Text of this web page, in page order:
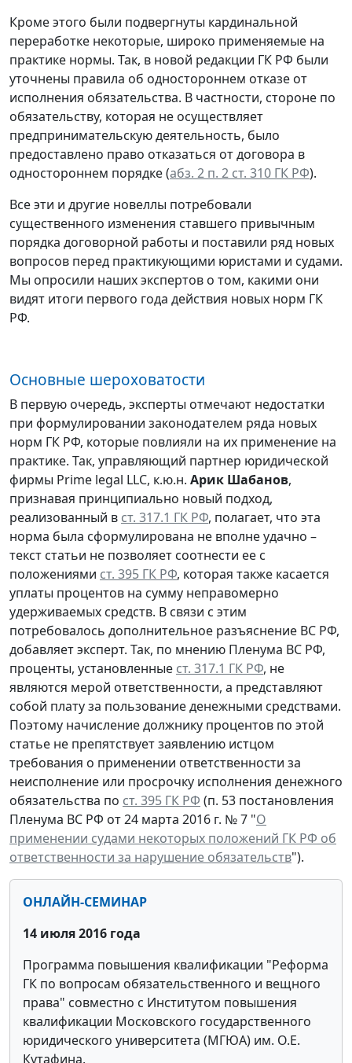
Кроме этого были подвергнуты кардинальной
переработке некоторые, широко применяемые на
практике нормы. Так, в новой редакции ГК РФ были
уточнены правила об одностороннем отказе от
исполнения обязательства. В частности, стороне по
обязательству, которая не осуществляет
предпринимательскую деятельность, было
предоставлено право отказаться от договора в
одностороннем порядке (абз. 2 п. 2 ст. 310 ГК РФ).
Все эти и другие новеллы потребовали
существенного изменения ставшего привычным
порядка договорной работы и поставили ряд новых
вопросов перед практикующими юристами и судами.
Мы опросили наших экспертов о том, какими они
видят итоги первого года действия новых норм ГК
РФ.
Основные шероховатости
В первую очередь, эксперты отмечают недостатки
при формулировании законодателем ряда новых
норм ГК РФ, которые повлияли на их применение на
практике. Так, управляющий партнер юридической
фирмы Prime legal LLC, к.ю.н. Арик Шабанов,
признавая принципиально новый подход,
реализованный в ст. 317.1 ГК РФ, полагает, что эта
норма была сформулирована не вполне удачно –
текст статьи не позволяет соотнести ее с
положениями ст. 395 ГК РФ, которая также касается
уплаты процентов на сумму неправомерно
удерживаемых средств. В связи с этим
потребовалось дополнительное разъяснение ВС РФ,
добавляет эксперт. Так, по мнению Пленума ВС РФ,
проценты, установленные ст. 317.1 ГК РФ, не
являются мерой ответственности, а представляют
собой плату за пользование денежными средствами.
Поэтому начисление должнику процентов по этой
статье не препятствует заявлению истцом
требования о применении ответственности за
неисполнение или просрочку исполнения денежного
обязательства по ст. 395 ГК РФ (п. 53 постановления
Пленума ВС РФ от 24 марта 2016 г. № 7 "О
применении судами некоторых положений ГК РФ об
ответственности за нарушение обязательств").
ОНЛАЙН-СЕМИНАР
14 июля 2016 года
Программа повышения квалификации "Реформа
ГК по вопросам обязательственного и вещного
права" совместно с Институтом повышения
квалификации Московского государственного
юридического университета (МГЮА) им. О.Е.
Кутафина.